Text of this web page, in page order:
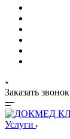
Заказать звонок
Услуги